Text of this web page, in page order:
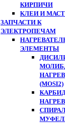
КИРПИЧИ
КЛЕИ И
ЗАПЧАСТИ К
ЭЛЕКТРОПЕЧАМ
ЭЛЕМЕНТЫ
(MOSI2)